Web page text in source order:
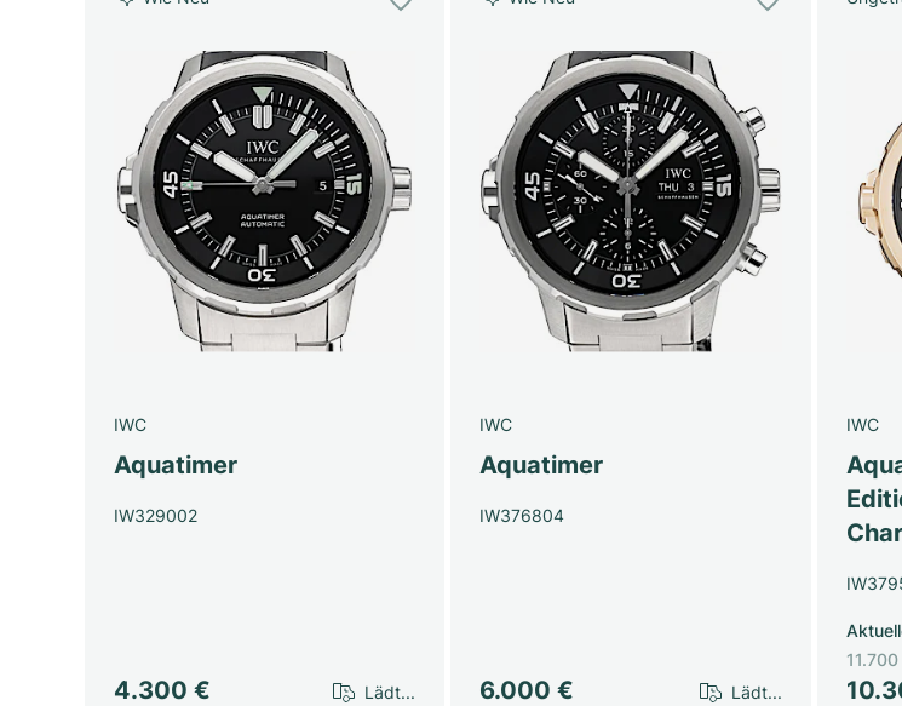
IWC
Aquatimer
IW329002
4.300 € Lädt...
IWC
Aquatimer
IW376804
6.000 € Lädt...
IWC